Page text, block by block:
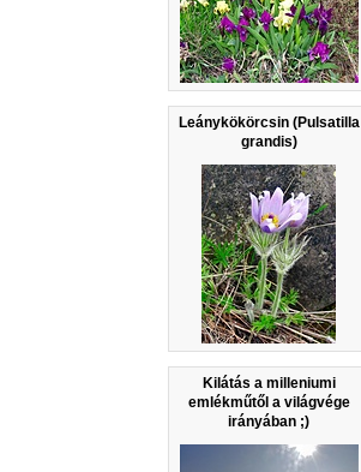
Leánykökörcsin (Pulsatilla
grandis)
Kilátás a milleniumi
emlékműtől a világvége
irányában ;)